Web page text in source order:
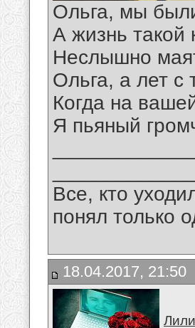
Ольга, мы
А жизнь такой
Неслышно
Ольга, а лет с
Когда на
Я пьяный
Все, кто
понял только
18.04.2017, 21:50